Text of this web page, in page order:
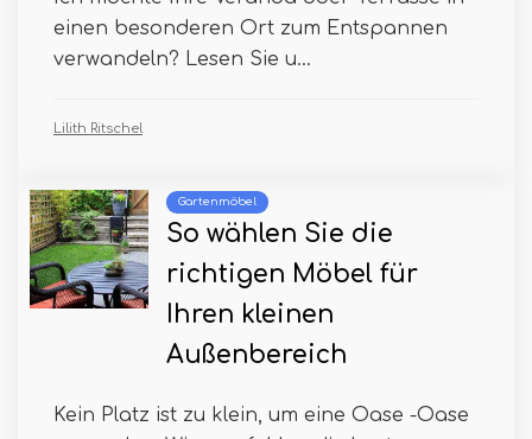
einen besonderen Ort zum Entspannen
verwandeln? Lesen Sie u...
Lilith Ritschel
Gartenmöbel
So wählen Sie die
richtigen Möbel für
Ihren kleinen
Außenbereich
Kein Platz ist zu klein, um eine Oase -Oase